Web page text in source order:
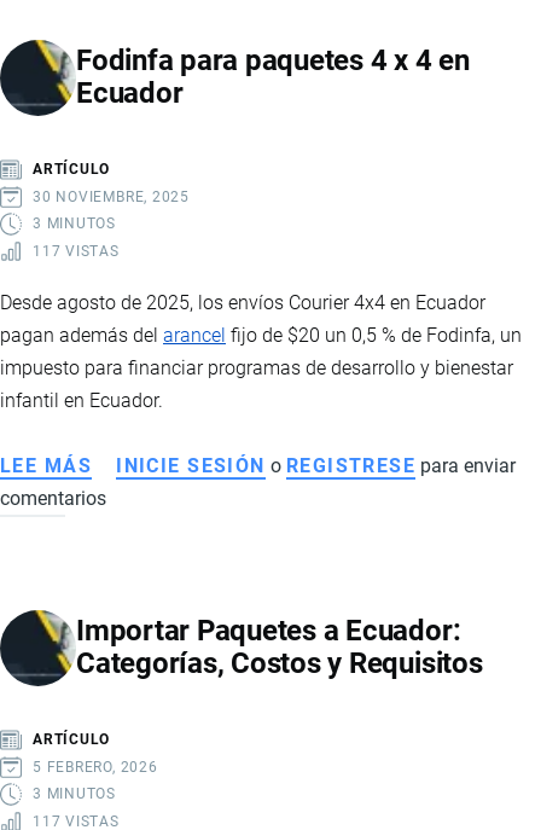
ECUADOR:
REQUISITOS,
GUÍA
PARA
IMPORTAR
Fodinfa para paquetes 4 x 4 en
Ecuador
ARTÍCULO
30 NOVIEMBRE, 2025
3 MINUTOS
117 VISTAS
Desde agosto de 2025, los envíos Courier 4x4 en Ecuador
pagan además del arancel fijo de $20 un 0,5 % de Fodinfa, un
impuesto para financiar programas de desarrollo y bienestar
infantil en Ecuador.
LEE MÁS SOBRE
FODINFA
X
4
INICIE SESIÓN o REGISTRESE para enviar
comentarios
Importar Paquetes a Ecuador:
Categorías, Costos y Requisitos
ARTÍCULO
5 FEBRERO, 2026
3 MINUTOS
117 VISTAS